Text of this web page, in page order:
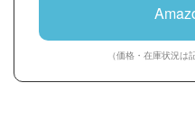
（価格・在庫状況は